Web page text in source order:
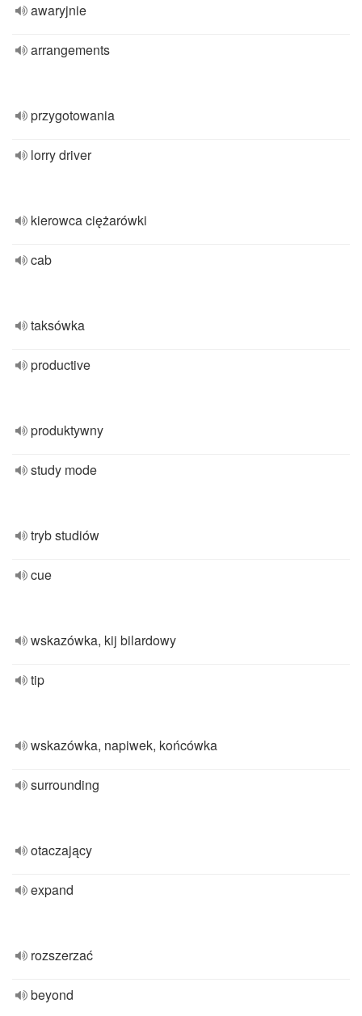
awaryjnie
arrangements
przygotowania
lorry driver
kierowca ciężarówki
cab
taksówka
productive
produktywny
study mode
tryb studiów
cue
wskazówka, kij bilardowy
tip
wskazówka, napiwek, końcówka
surrounding
otaczający
expand
rozszerzać
beyond